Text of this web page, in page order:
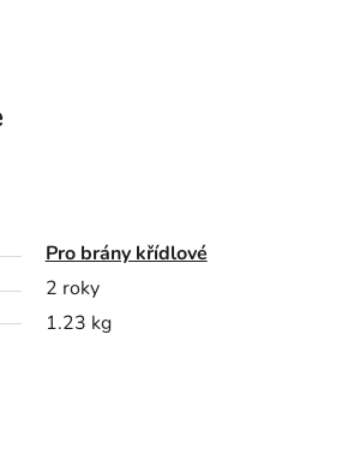
Pro brány křídlové
2 roky
1.23 kg